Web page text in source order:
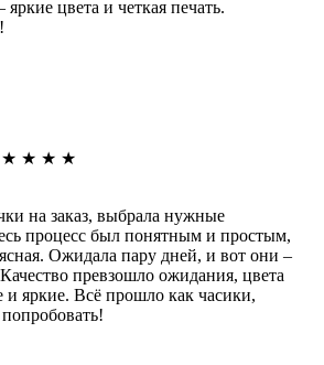
цвета и четкая печать.
★ ★ ★ ★
на заказ, выбрала нужные
процесс был понятным и простым,
Ожидала пару дней, и вот они –
превзошло ожидания, цвета
яркие. Всё прошло как часики,